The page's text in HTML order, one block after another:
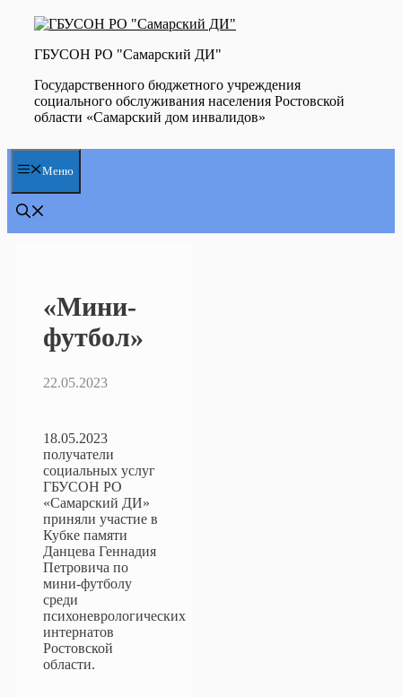
Перейти
содержимому
ГБУСОН РО "Самарский ДИ"
Государственного бюджетного учреждения
социального обслуживания населения Ростовской
области «Самарский дом инвалидов»
Меню
«Мини-
футбол»
22.05.2023
18.05.2023
получатели
социальных услуг
ГБУСОН РО
«Самарский ДИ»
приняли участие в
Кубке памяти
Данцева Геннадия
Петровича по
мини-футболу
среди
психоневрологических
интернатов
Ростовской
области.